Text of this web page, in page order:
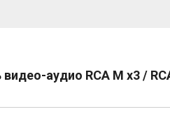
видео-аудио RCA M х3 /